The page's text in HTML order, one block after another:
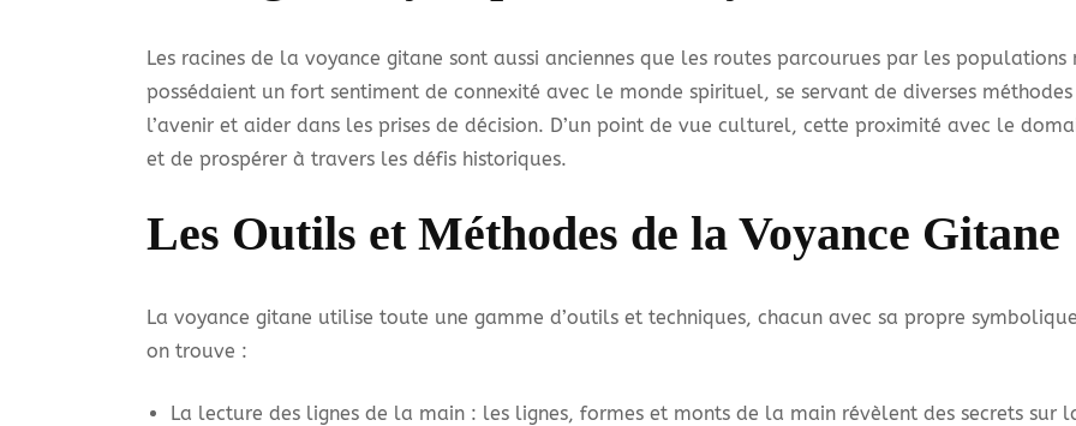
Les racines de la voyance gitane sont aussi anciennes que les routes parcourues par les
possédaient un fort sentiment de connexité avec le monde spirituel, se servant de diverses
l’avenir et aider dans les prises de décision. D’un point de vue culturel, cette proximité avec le
et de prospérer à travers les défis historiques.
Les Outils et Méthodes de la Voyance Gitane
La voyance gitane utilise toute une gamme d’outils et techniques, chacun avec sa propre
on trouve :
La lecture des lignes de la main : les lignes, formes et monts de la main révèlent des secrets sur